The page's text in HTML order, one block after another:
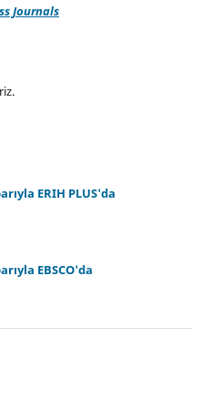
Journals
ERIH PLUS'da
EBSCO'da